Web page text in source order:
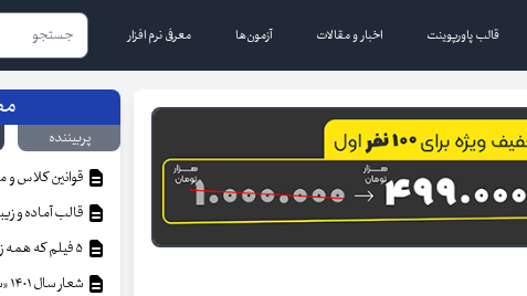
قالب پاورپوینت اخبار و مقالات آزمون‌ها معرفی نرم افزار
پربیننده
قوانین کلاس و
قالب آماده و
شعار سال ۱۴۰۱ «سال تولید، دانش‌بنیان و اشتغال‌آفرین»